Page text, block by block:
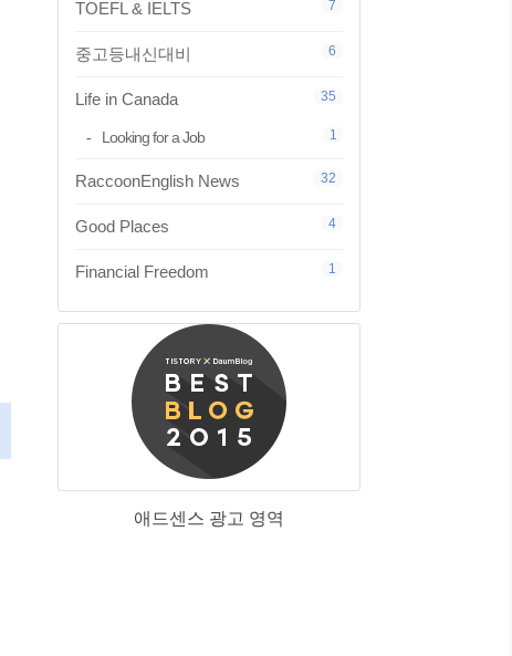
TOEFL & IELTS 7
중고등내신대비 6
Life in Canada 35
Looking for a Job 1
RaccoonEnglish News 32
Good Places 4
Financial Freedom 1
애드센스 광고 영역